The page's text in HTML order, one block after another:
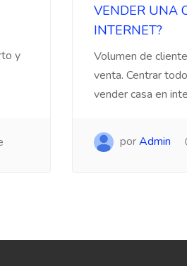
y
VENDER UNA
INTERNET?
Volumen de
venta. Centrar
vender casa en
porAdmin